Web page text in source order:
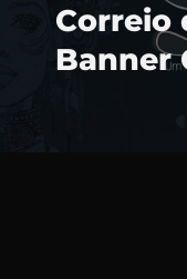
para
Correio
Banner